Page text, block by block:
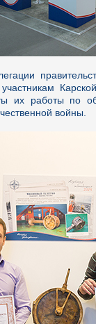
их работы по
войны.